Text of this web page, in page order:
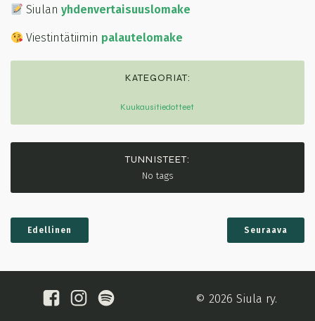
Siulanyhdenvertaisuuslomake
Viestintätiimin palautelomake
KATEGORIAT:
Kuukausitiedotteet
TUNNISTEET:
No tags
Edellinen Seuraava
© 2026 Siula ry.